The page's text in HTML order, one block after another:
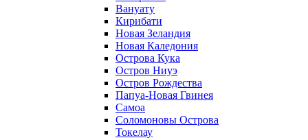
Вануату
Кирибати
Новая Зеландия
Новая Каледония
Острова Кука
Остров Ниуэ
Остров Рождества
Папуа-Новая Гвинея
Самоа
Соломоновы Острова
Токелау